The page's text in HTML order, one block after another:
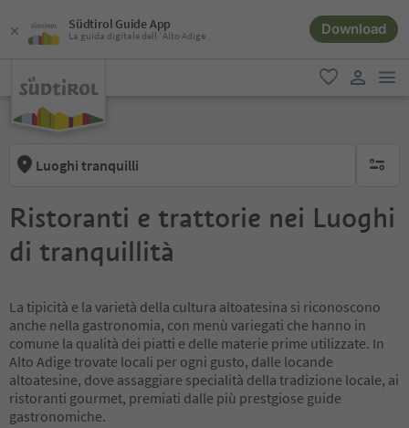
Südtirol Guide App
La guida digitale dell´Alto Adige Download
favoriti
Luoghi tranquilli
Ristoranti e trattorie nei Luoghi
di tranquillità
La tipicità e la varietà della cultura altoatesina si riconoscono
anche nella gastronomia, con menù variegati che hanno in
comune la qualità dei piatti e delle materie prime utilizzate. In
Alto Adige trovate locali per ogni gusto, dalle locande
altoatesine, dove assaggiare specialità della tradizione locale, ai
ristoranti gourmet, premiati dalle più prestgiose guide
gastronomiche.